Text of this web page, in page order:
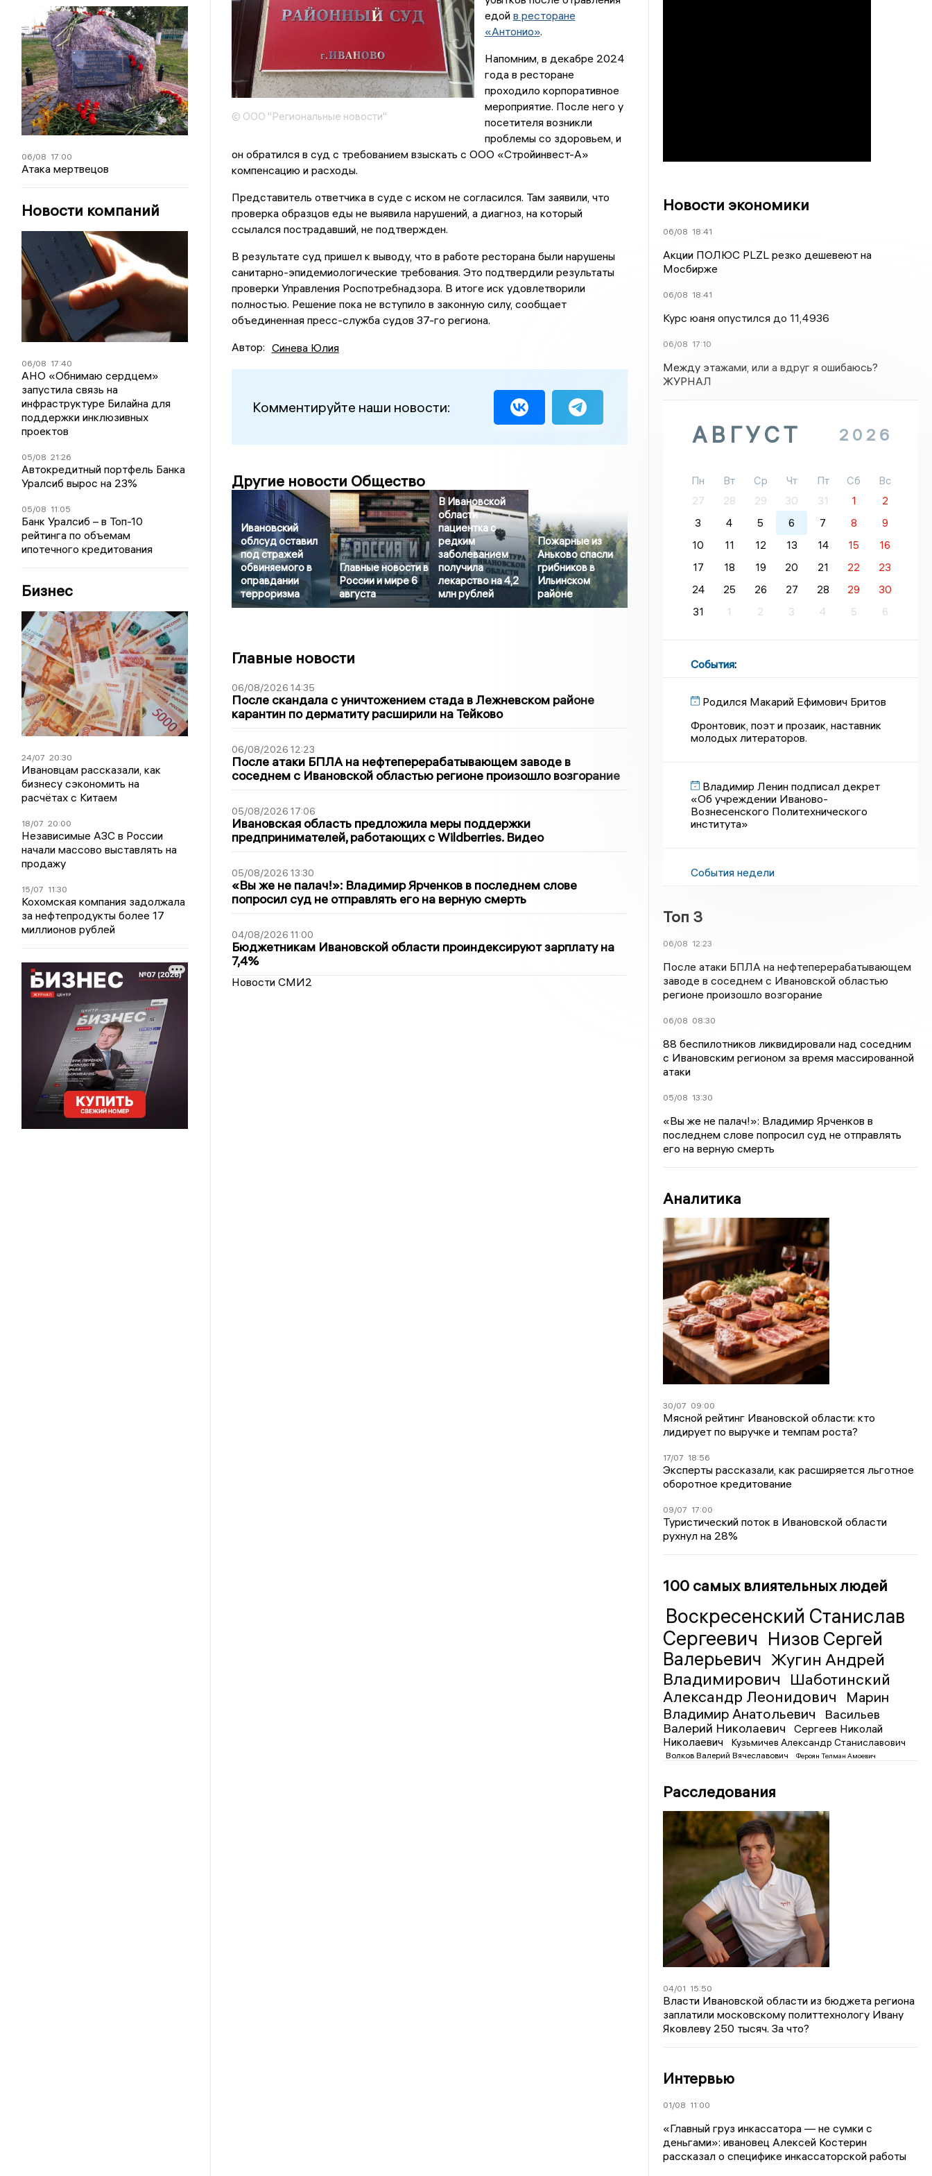
06/08 17:00
Атака мертвецов
Новости компаний
06/08 17:40
АНО «Обнимаю сердцем»
запустила связь на
инфраструктуре Билайна для
поддержки инклюзивных
проектов
05/08 21:26
Автокредитный портфель Банка
Уралсиб вырос на 23%
05/08 11:05
Банк Уралсиб – в Топ-10
рейтинга по объемам
ипотечного кредитования
Бизнес
24/07 20:30
Ивановцам рассказали, как
бизнесу сэкономить на
расчётах с Китаем
18/07 20:00
Независимые АЗС в России
начали массово выставлять на
продажу
15/07 11:30
Кохомская компания задолжала
за нефтепродукты более 17
миллионов рублей
© ООО "Региональные новости"
едой в ресторане
«Антонио».
Напомним, в декабре 2024
года в ресторане
проходило корпоративное
мероприятие. После него у
посетителя возникли
проблемы со здоровьем, и
он обратился в суд с требованием взыскать с ООО «Стройинвест-А»
компенсацию и расходы.
Представитель ответчика в суде с иском не согласился. Там заявили, что
проверка образцов еды не выявила нарушений, а диагноз, на который
ссылался пострадавший, не подтвержден.
В результате суд пришел к выводу, что в работе ресторана были нарушены
санитарно-эпидемиологические требования. Это подтвердили результаты
проверки Управления Роспотребнадзора. В итоге иск удовлетворили
полностью. Решение пока не вступило в законную силу, сообщает
объединенная пресс-служба судов 37-го региона.
Автор: Синева Юлия
Комментируйте наши новости:
Другие новости Общество
Ивановский
облсуд оставил
под стражей
обвиняемого в
оправдании
терроризма
Главные новости в
России и мире 6
августа
В Ивановской
области
пациентка с
редким
заболеванием
получила
лекарство на 4,2
млн рублей
Пожарные из
Аньково спасли
грибников в
Ильинском
районе
Главные новости
06/08/2026 14:35
После скандала с уничтожением стада в Лежневском районе
карантин по дерматиту расширили на Тейково
06/08/2026 12:23
После атаки БПЛА на нефтеперерабатывающем заводе в
соседнем с Ивановской областью регионе произошло возгорание
05/08/2026 17:06
Ивановская область предложила меры поддержки
предпринимателей, работающих с Wildberries. Видео
05/08/2026 13:30
«Вы же не палач!»: Владимир Ярченков в последнем слове
попросил суд не отправлять его на верную смерть
04/08/2026 11:00
Бюджетникам Ивановской области проиндексируют зарплату на
7,4%
Новости СМИ2
Новости экономики
06/08 18:41
Акции ПОЛЮС PLZL резко дешевеют на
Мосбирже
06/08 18:41
Курс юаня опустился до 11,4936
06/08 17:10
Между этажами, или а вдруг я ошибаюсь?
ЖУРНАЛ
АВГУСТ 2026
Пн Вт Ср Чт Пт Сб
Вс
27
28 29 30 31 1
2
3
4 5 6 7 8
9
10
11 12 13 14 15
16
17
18 19 20 21 22
23
24
25 26 27 28 29
30
31
1 2 3 4 5 6
События:
Родился Макарий Ефимович Бритов
Фронтовик, поэт и прозаик, наставник
молодых литераторов.
Владимир Ленин подписал декрет
«Об учреждении Иваново-
Вознесенского Политехнического
института»
События недели
Топ 3
06/08 12:23
После атаки БПЛА на нефтеперерабатывающем
заводе в соседнем с Ивановской областью
регионе произошло возгорание
06/08 08:30
88 беспилотников ликвидировали над соседним
с Ивановским регионом за время массированной
атаки
05/08 13:30
«Вы же не палач!»: Владимир Ярченков в
последнем слове попросил суд не отправлять
его на верную смерть
Аналитика
30/07 09:00
Мясной рейтинг Ивановской области: кто
лидирует по выручке и темпам роста?
17/07 18:56
Эксперты рассказали, как расширяется льготное
оборотное кредитование
09/07 17:00
Туристический поток в Ивановской области
рухнул на 28%
100 самых влиятельных людей
Воскресенский Станислав
Сергеевич Низов Сергей
Валерьевич Жугин Андрей
Владимирович
Шаботинский
Александр Леонидович
Марин
Владимир Анатольевич
Васильев
Валерий Николаевич
Сергеев Николай
Николаевич
Кузьмичев Александр Станиславович
Волков Валерий Вячеславович Фероян Телман Амоевич
Расследования
04/01 15:50
Власти Ивановской области из бюджета региона
заплатили московскому политтехнологу Ивану
Яковлеву 250 тысяч. За что?
Интервью
01/08 11:00
«Главный груз инкассатора — не сумки с
деньгами»: ивановец Алексей Костерин
рассказал о специфике инкассаторской работы